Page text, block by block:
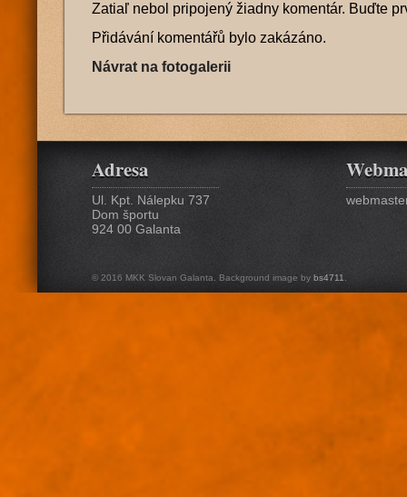
Zatiaľ nebol pripojený žiadny komentár. Buďte
Přidávání komentářů bylo zakázáno.
Návrat na fotogalerii
Adresa
Ul. Kpt. Nálepku 737
Dom športu
924 00 Galanta
© 2016 MKK Slovan Galanta. Background image by bs4711